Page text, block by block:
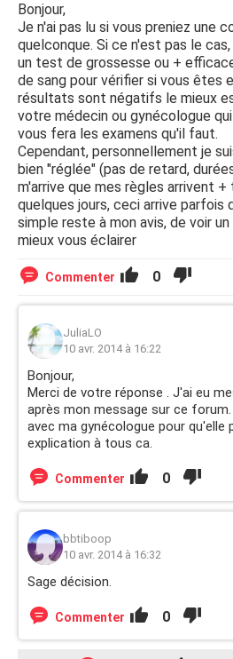
Bonjour,
Je n'ai pas lu si vous preniez une
quelconque. Si ce n'est pas le
un test de grossesse ou +
de sang pour vérifier si vous êtes
résultats sont négatifs le mieux
votre médecin ou gynécologue
vous fera les examens qu'il faut.
Cependant, personnellement je
bien "réglée" (pas de retard,
m'arrive que mes règles arrivent
quelques jours, ceci arrive parfois
simple reste à mon avis, de voir
mieux vous éclairer
Commenter 0
JuliaLO
10 avr. 2014 à 16:22
Bonjour,
Merci de votre réponse . J'ai eu
après mon message sur ce
avec ma gynécologue pour qu'elle
explication à tous ca.
Commenter 0
bbtiboop
10 avr. 2014 à 16:32
Sage décision.
Commenter 0